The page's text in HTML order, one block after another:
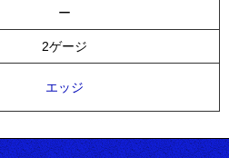
ー
2ゲージ
エッジ